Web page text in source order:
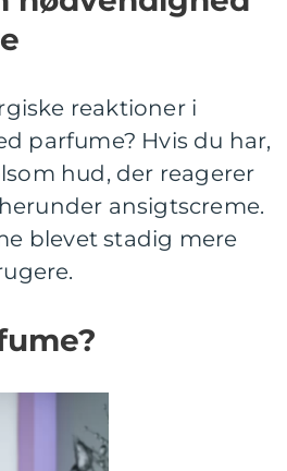
reaktioner i
parfume? Hvis du har,
hud, der reagerer
ansigtscreme.
blevet stadig mere